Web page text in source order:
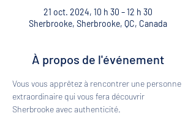
21 oct. 2024, 10 h 30 – 12 h 30
Sherbrooke, Sherbrooke, QC, Canada
À propos de l'événement
Vous vous apprêtez à rencontrer une personne
extraordinaire qui vous fera découvrir
Sherbrooke avec authenticité.